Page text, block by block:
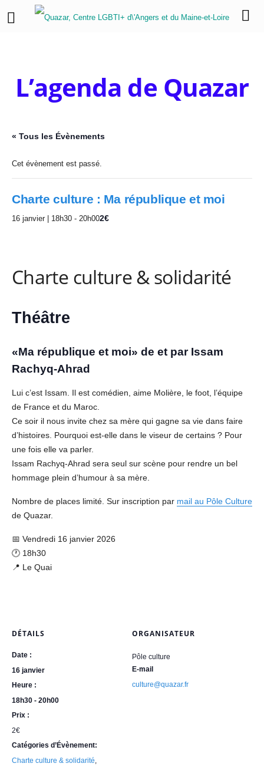
L’agenda de Quazar
« Tous les Évènements
Cet évènement est passé.
Charte culture : Ma république et moi
16 janvier | 18h30 - 20h002€
Charte culture & solidarité
Théâtre
«Ma république et moi» de et par Issam
Rachyq-Ahrad
Lui c’est Issam. Il est comédien, aime Molière, le foot, l’équipe
de France et du Maroc.
Ce soir il nous invite chez sa mère qui gagne sa vie dans faire
d’histoires. Pourquoi est-elle dans le viseur de certains ? Pour
une fois elle va parler.
Issam Rachyq-Ahrad sera seul sur scène pour rendre un bel
hommage plein d’humour à sa mère.
Nombre de places limité. Sur inscription par mail au Pôle Culture
de Quazar.
📅​ Vendredi 16 janvier 2026
🕐​ 18h30
📍​ Le Quai
DÉTAILS
Date :
16 janvier
Heure :
18h30 - 20h00
Prix :
2€
Catégories d’Évènement:
Charte culture & solidarité,
ORGANISATEUR
Pôle culture
E-mail
culture@quazar.fr